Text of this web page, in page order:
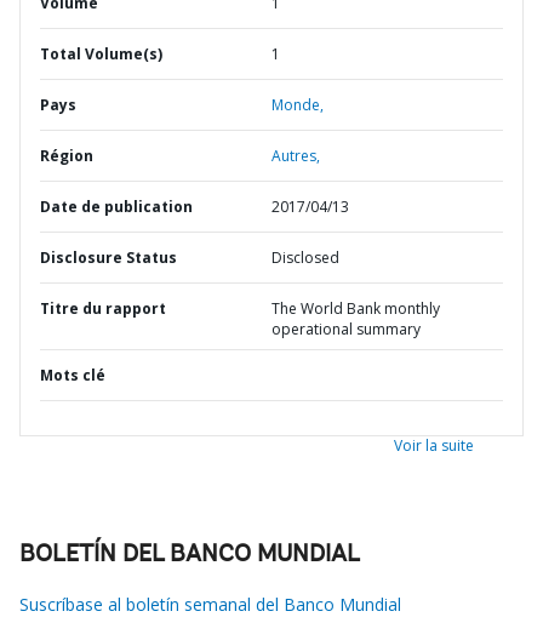
Total Volume(s) 1
Pays Monde,
Région Autres,
Date de publication 2017/04/13
Disclosure Status Disclosed
Titre du rapport
The World Bank monthly
operational summary
Mots clé
Voir la suite
BOLETÍN DEL BANCO MUNDIAL
Suscríbase al boletín semanal del Banco Mundial